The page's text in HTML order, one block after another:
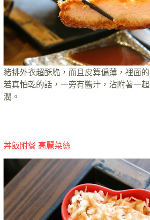
豬排外衣超酥脆，而且皮算偏薄，裡面
若真怕乾的話，一旁有醬汁，沾附著一
潤。
丼飯附餐 高麗菜絲